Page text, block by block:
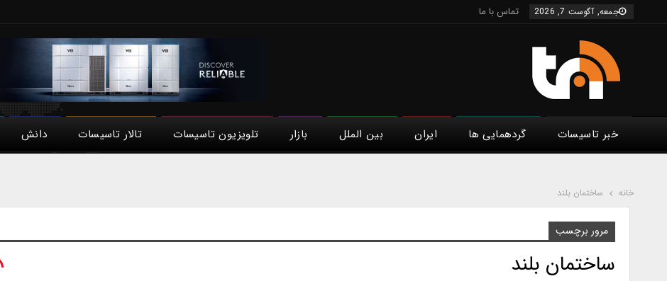
جمعه, آگوست 7, 2026 تماس با ما
خبر تاسیسات گردهمایی ها ایران بین الملل بازار تلویزیون تاسیسات تالار تاسیسات دانش
خانه ساختمان بلند
مرور برچسب
ساختمان بلند